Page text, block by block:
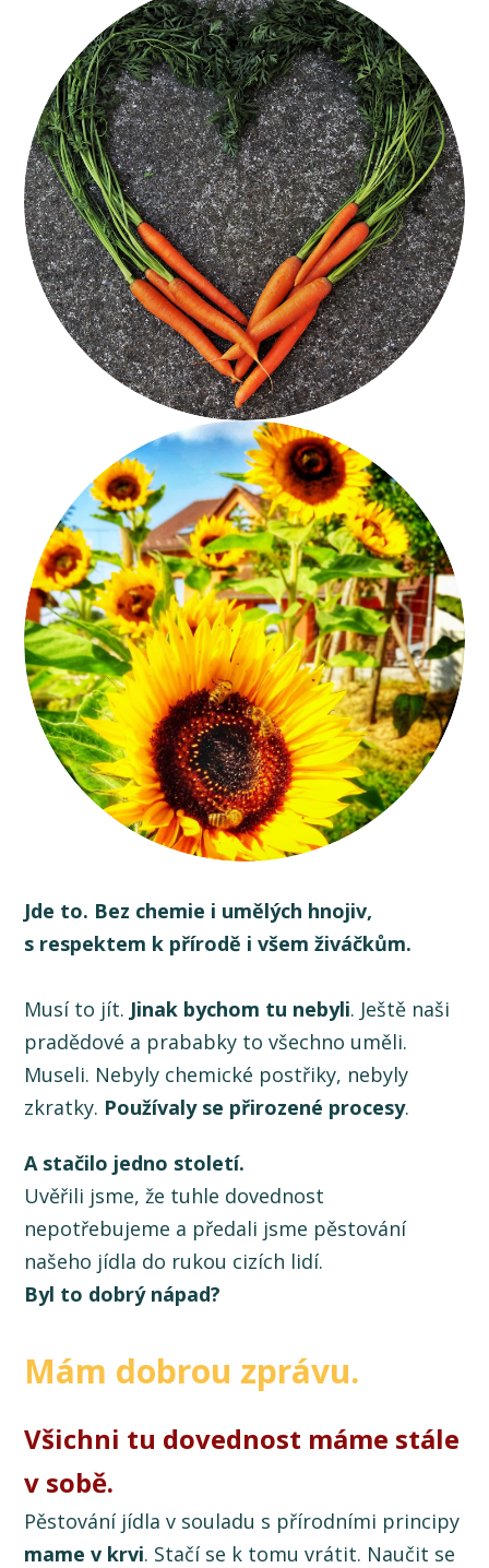
Jde to. Bez chemie i umělých hnojiv,
s respektem k přírodě i všem živáčkům.
Musí to jít. Jinak bychom tu nebyli. Ještě naši
pradědové a prababky to všechno uměli.
Museli. Nebyly chemické postřiky, nebyly
zkratky. Používaly se přirozené procesy.
A stačilo jedno století.
Uvěřili jsme, že tuhle dovednost
nepotřebujeme a předali jsme pěstování
našeho jídla do rukou cizích lidí.
Byl to dobrý nápad?
Mám dobrou zprávu.
Všichni tu dovednost máme stále
v sobě.
Pěstování jídla v souladu s přírodními principy
mame v krvi. Stačí se k tomu vrátit. Naučit se